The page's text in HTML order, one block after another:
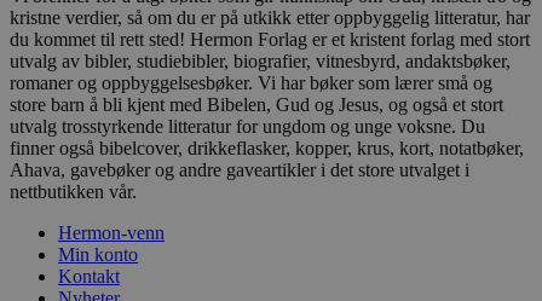
kristne verdier, så om du er på utkikk etter oppbyggelig litteratur, har
du kommet til rett sted! Hermon Forlag er et kristent forlag med stort
utvalg av bibler, studiebibler, biografier, vitnesbyrd, andaktsbøker,
romaner og oppbyggelsesbøker. Vi har bøker som lærer små og
store barn å bli kjent med Bibelen, Gud og Jesus, og også et stort
utvalg trosstyrkende litteratur for ungdom og unge voksne. Du
finner også bibelcover, drikkeflasker, kopper, krus, kort, notatbøker,
Ahava, gavebøker og andre gaveartikler i det store utvalget i
nettbutikken vår.
Hermon-venn
Min konto
Kontakt